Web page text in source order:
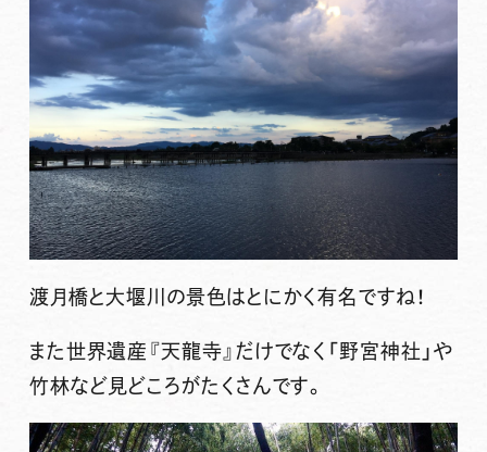
渡月橋と大堰川の景色はとにかく有名ですね！
また世界遺産『天龍寺』だけでなく「野宮神社」や
竹林など見どころがたくさんです。